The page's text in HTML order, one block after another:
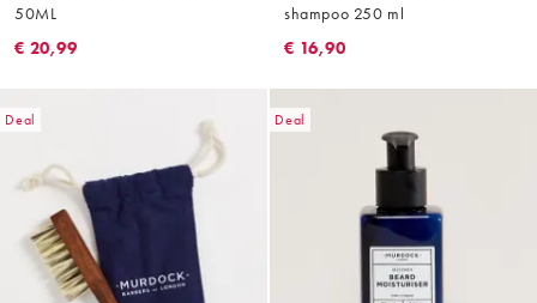
50ML
€ 20,99
shampoo 250 ml
€ 16,90
Deal Deal